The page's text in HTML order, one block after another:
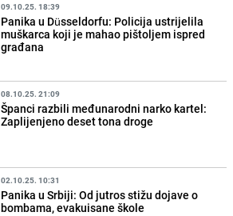
09.10.25. 18:39
Panika u Düsseldorfu: Policija ustrijelila
muškarca koji je mahao pištoljem ispred
građana
08.10.25. 21:09
Španci razbili međunarodni narko kartel:
Zaplijenjeno deset tona droge
02.10.25. 10:31
Panika u Srbiji: Od jutros stižu dojave o
bombama, evakuisane škole